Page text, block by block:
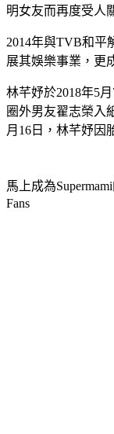
明女友而再度受人
2014年與TVB和平
展其娛樂事業，更
林芊妤於2018年5
圈外男友翟志榮入
月16日，林芊妤因
馬上成為
Fans